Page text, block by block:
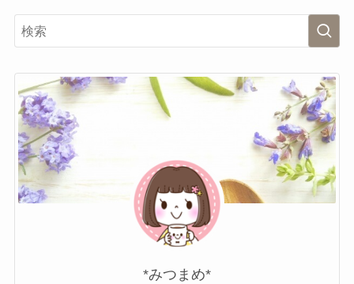
*みつまめ*